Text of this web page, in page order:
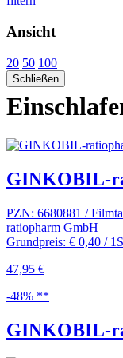
Ansicht
20 50 100
Schließen
GINKOBIL-
PZN: 6680881 /
ratiopharm GmbH
Grundpreis: € 0,40 /
47,95 €
-48% **
GINKOBIL-